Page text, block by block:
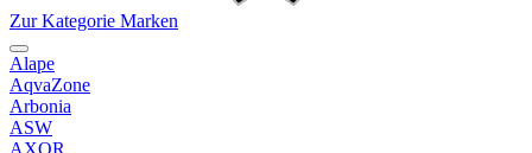
Zur Kategorie Marken
Alape
AqvaZone
Arbonia
ASW
AXOR